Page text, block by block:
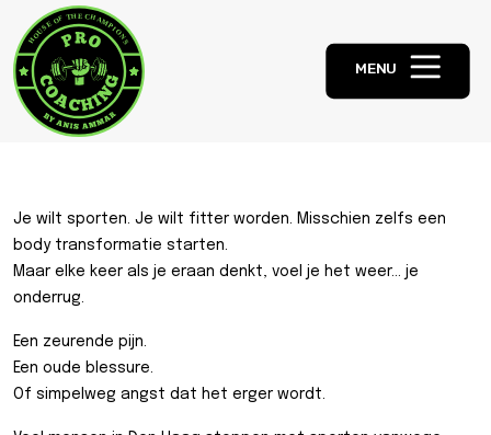
MENU
Je wilt sporten. Je wilt fitter worden. Misschien zelfs een
body transformatie starten.
Maar elke keer als je eraan denkt, voel je het weer… je
onderrug.
Een zeurende pijn.
Een oude blessure.
Of simpelweg angst dat het erger wordt.